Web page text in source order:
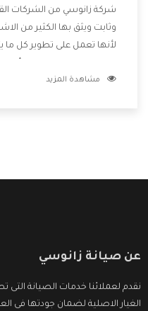
شركة زانوسي من الشركات
وثابت ويثق بها الكثير من
لأنها تعمل على تطوير كل ما
وتقدم للعملاء أقوى
مشاهدة المزيد
عن صيانة زانوسي
نقدم لعملائنا خدمات الصيانة
الغيار الاصلية لضمان جودتها فى